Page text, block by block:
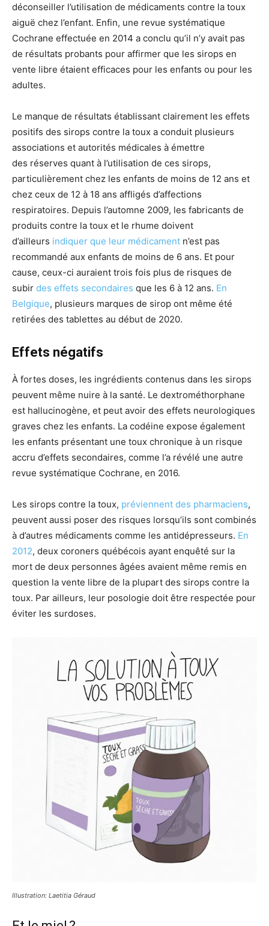
déconseiller l’utilisation de médicaments contre la toux
aiguë chez l’enfant. Enfin, une revue systématique
Cochrane effectuée en 2014 a conclu qu’il n’y avait pas
de résultats probants pour affirmer que les sirops en
vente libre étaient efficaces pour les enfants ou pour les
adultes.
Le manque de résultats établissant clairement les effets
positifs des sirops contre la toux a conduit plusieurs
associations et autorités médicales à émettre
des réserves quant à l’utilisation de ces sirops,
particulièrement chez les enfants de moins de 12 ans et
chez ceux de 12 à 18 ans affligés d’affections
respiratoires. Depuis l’automne 2009, les fabricants de
produits contre la toux et le rhume doivent
d’ailleurs indiquer que leur médicament n’est pas
recommandé aux enfants de moins de 6 ans. Et pour
cause, ceux-ci auraient trois fois plus de risques de
subir des effets secondaires que les 6 à 12 ans. En
Belgique, plusieurs marques de sirop ont même été
retirées des tablettes au début de 2020.
Effets négatifs
À fortes doses, les ingrédients contenus dans les sirops
peuvent même nuire à la santé. Le dextrométhorphane
est hallucinogène, et peut avoir des effets neurologiques
graves chez les enfants. La codéine expose également
les enfants présentant une toux chronique à un risque
accru d’effets secondaires, comme l’a révélé une autre
revue systématique Cochrane, en 2016.
Les sirops contre la toux, préviennent des pharmaciens,
peuvent aussi poser des risques lorsqu’ils sont combinés
à d’autres médicaments comme les antidépresseurs. En
2012, deux coroners québécois ayant enquêté sur la
mort de deux personnes âgées avaient même remis en
question la vente libre de la plupart des sirops contre la
toux. Par ailleurs, leur posologie doit être respectée pour
éviter les surdoses.
Illustration: Laetitia Géraud